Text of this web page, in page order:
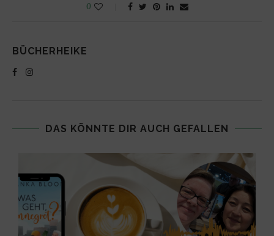
0
BÜCHERHEIKE
DAS KÖNNTE DIR AUCH GEFALLEN